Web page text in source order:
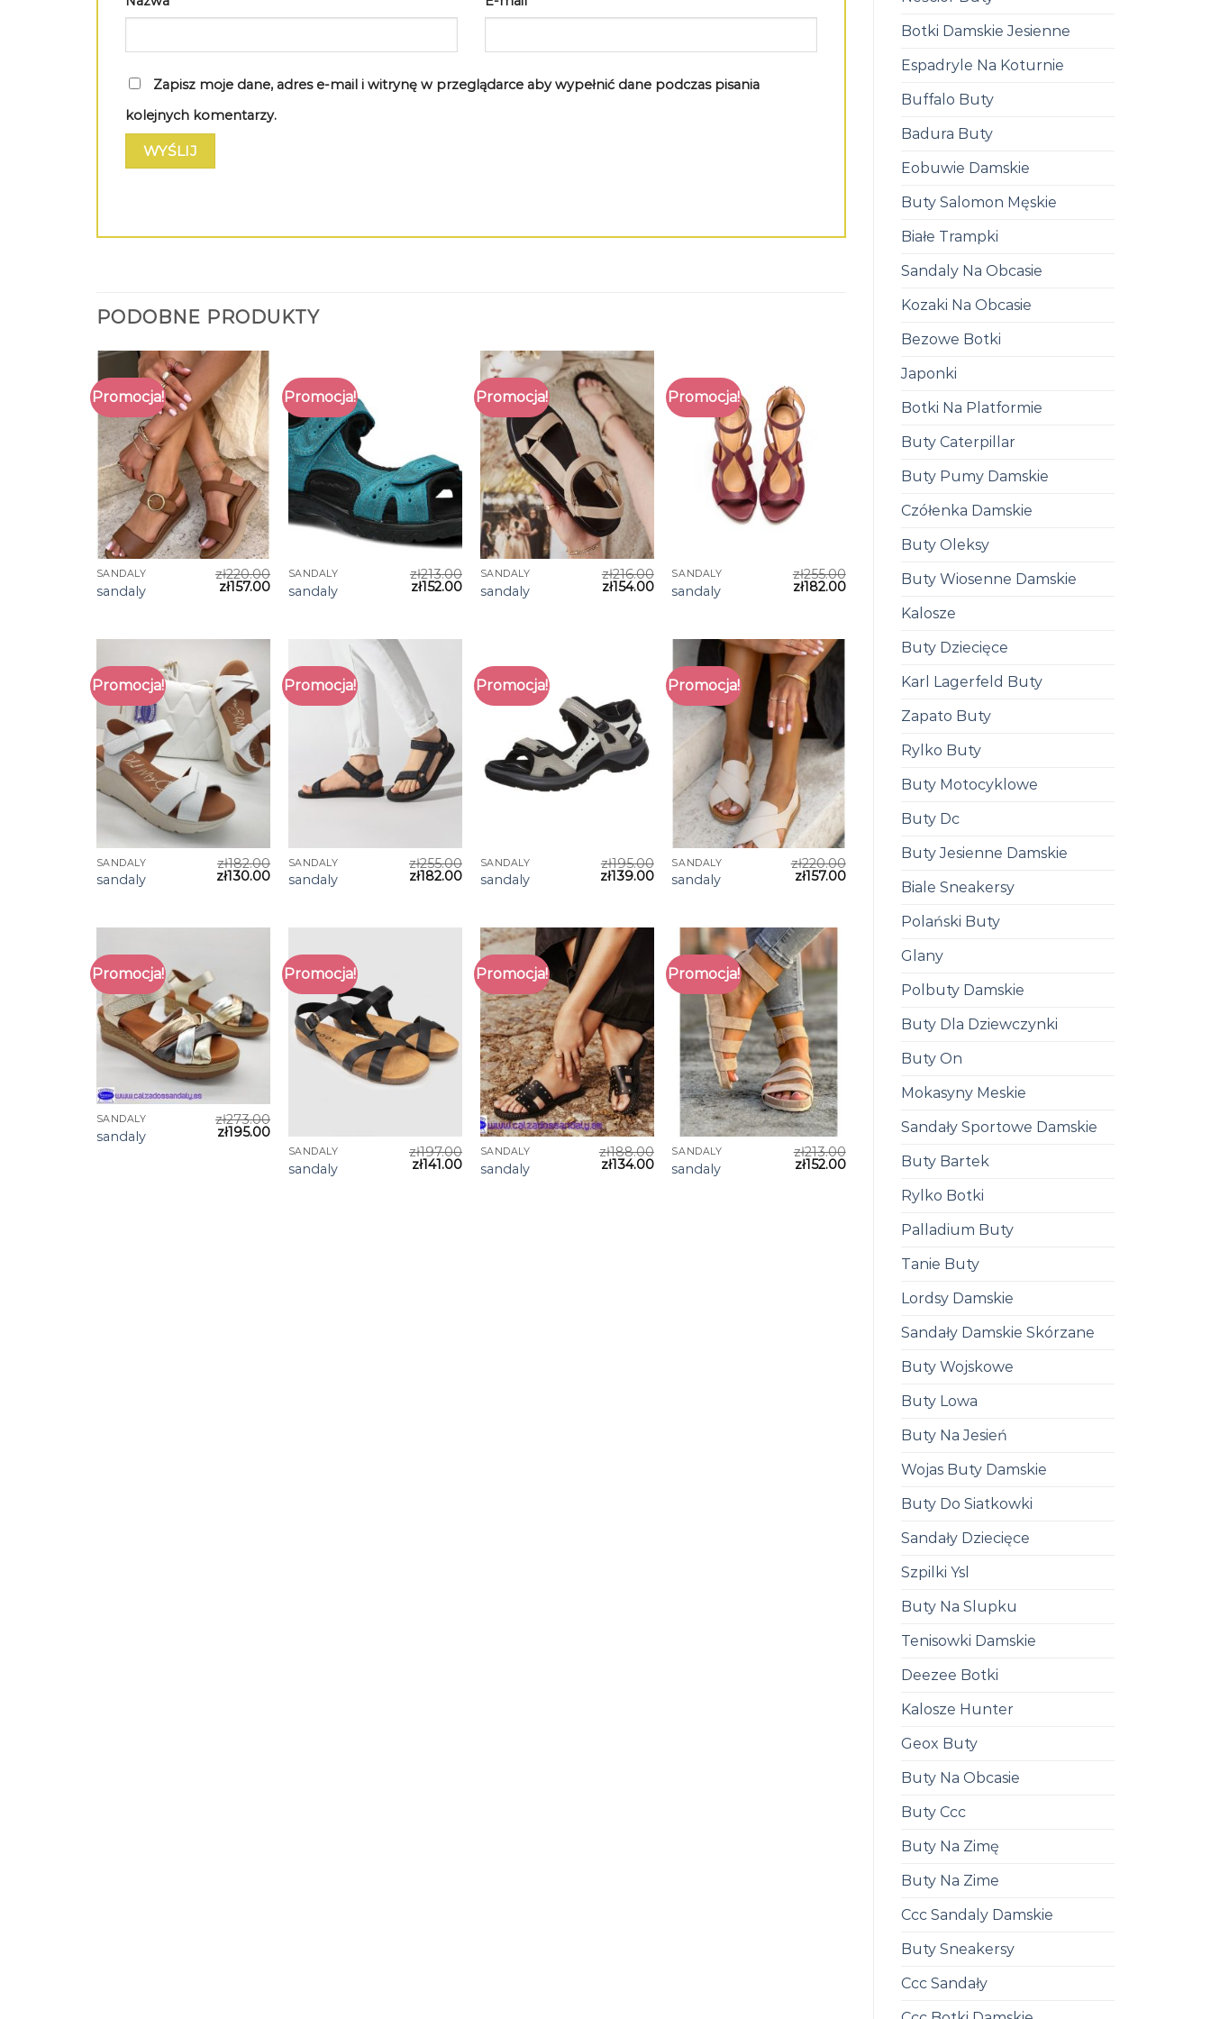
Botki Damskie Jesienne
Espadryle Na Koturnie
Buffalo Buty
Badura Buty
Eobuwie Damskie
Buty Salomon Męskie
Białe Trampki
Sandaly Na Obcasie
Kozaki Na Obcasie
Bezowe Botki
Japonki
Botki Na Platformie
Buty Caterpillar
Buty Pumy Damskie
Czółenka Damskie
Buty Oleksy
Buty Wiosenne Damskie
Kalosze
Buty Dziecięce
Karl Lagerfeld Buty
Zapato Buty
Rylko Buty
Buty Motocyklowe
Buty Dc
Buty Jesienne Damskie
Biale Sneakersy
Polański Buty
Glany
Polbuty Damskie
Buty Dla Dziewczynki
Buty On
Mokasyny Meskie
Sandały Sportowe Damskie
Buty Bartek
Rylko Botki
Palladium Buty
Tanie Buty
Lordsy Damskie
Sandały Damskie Skórzane
Buty Wojskowe
Buty Lowa
Buty Na Jesień
Wojas Buty Damskie
Buty Do Siatkowki
Sandały Dziecięce
Szpilki Ysl
Buty Na Slupku
Tenisowki Damskie
Deezee Botki
Kalosze Hunter
Geox Buty
Buty Na Obcasie
Buty Ccc
Buty Na Zimę
Buty Na Zime
Ccc Sandaly Damskie
Buty Sneakersy
Ccc Sandały
Zapisz moje dane, adres e-mail i witrynę w przeglądarce aby wypełnić dane podczas pisania
kolejnych komentarzy.
PODOBNE PRODUKTY
Promocja!
SANDALY
sandaly
zł220.00
zł157.00
Promocja!
SANDALY
sandaly
zł213.00
zł152.00
Promocja!
SANDALY
sandaly
zł216.00
zł154.00
Promocja!
SANDALY
sandaly
zł255.00
zł182.00
Promocja!
SANDALY
sandaly
zł182.00
zł130.00
Promocja!
SANDALY
sandaly
zł255.00
zł182.00
Promocja!
SANDALY
sandaly
zł195.00
zł139.00
Promocja!
SANDALY
sandaly
zł220.00
zł157.00
Promocja!
SANDALY
sandaly
zł273.00
zł195.00
Promocja!
SANDALY
sandaly
zł197.00
zł141.00
Promocja!
SANDALY
sandaly
zł188.00
zł134.00
Promocja!
SANDALY
sandaly
zł213.00
zł152.00